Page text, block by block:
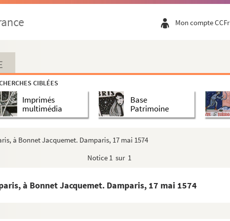
Mon compte CCFr
CIBLÉES
Imprimés
multimédia
Base
Patrimoine
à Bonnet Jacquemet. Damparis, 17 mai 1574
Notice 1 sur 1
à Bonnet Jacquemet. Damparis, 17 mai 1574
1573
1573
1573
et Lesnay, 13 octobre 1573
1573
1573